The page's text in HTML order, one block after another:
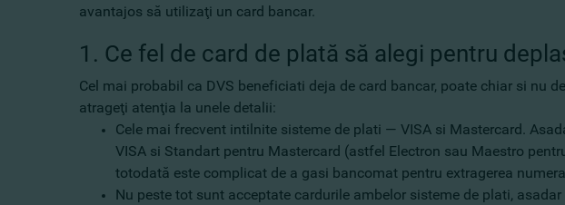
avantajos să utilizaţi un card bancar.
1. Ce fel de card de plată să alegi pentru
Cel mai probabil ca DVS beneficiati deja de card bancar, poate chiar si nu
atrageţi atenţia la unele detalii:
Cele mai frecvent intilnite sisteme de plati — VISA si Mastercard.
VISA si Standart pentru Mastercard (astfel Electron sau Maestro
totodată este complicat de a gasi bancomat pentru extragerea
Nu peste tot sunt acceptate cardurile ambelor sisteme de plati,